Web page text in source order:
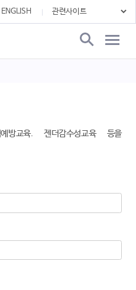
ENGLISH
예방교육. 젠더감수성교육 등을